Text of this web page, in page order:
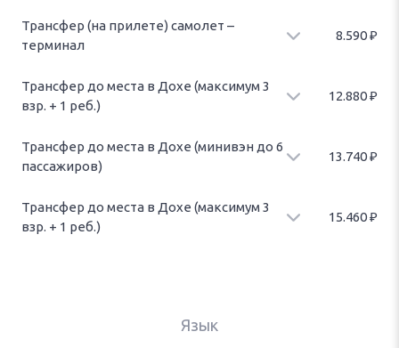
Трансфер (на прилете) самолет –
терминал
8.590₽
Трансфер до места в Дохе (максимум 3
взр. + 1 реб.)
12.880₽
взрослых + ребенок).
Автомобильбизнес-класса. Оплата за один автомобиль.
Трансфер до места в Дохе (минивэн до 6
пассажиров)
13.740₽
пассажиров).
Автомобильминивэн. Оплата за один автомобиль.
Трансфер до места в Дохе (максимум 3
взр. + 1 реб.)
15.460₽
Язык